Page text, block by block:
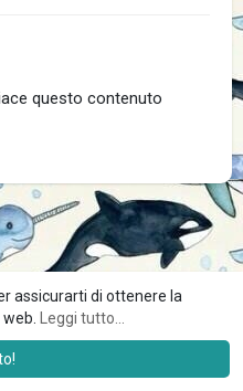
assicurarti di ottenere la
Leggi tutto...
questo contenuto